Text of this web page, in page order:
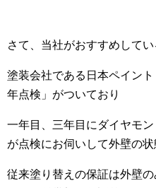
さて、当社がおすすめして
塗装会社である日本ペイン
年点検」がついており
一年目、三年目にダイヤモ
が点検にお伺いして外壁の状
従来塗り替えの保証は外壁